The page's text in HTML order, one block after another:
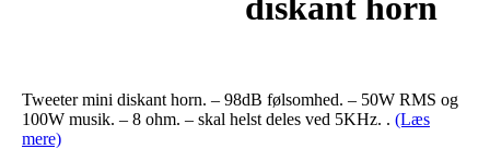
diskant horn
Tweeter mini diskant horn. – 98dB følsomhed. – 50W RMS og
100W musik. – 8 ohm. – skal helst deles ved 5KHz. . (Læs
mere)